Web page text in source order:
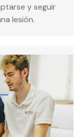
y seguir
lesión.